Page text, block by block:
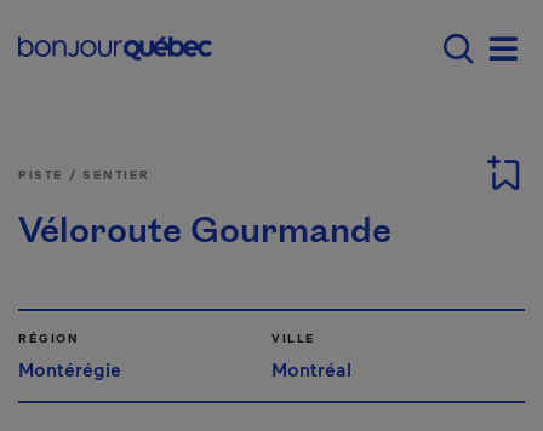
Main navigation -
PISTE / SENTIER
Véloroute Gourmande
RÉGION
Montérégie
VILLE
Montréal